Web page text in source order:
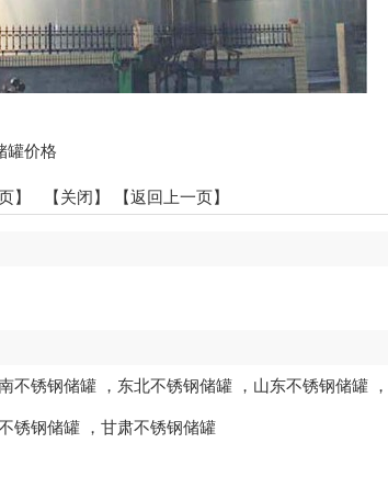
罐价格
】 【关闭】 【返回上一页】
不锈钢储罐 ， 东北不锈钢储罐 ， 山东不锈钢储罐 ，
锈钢储罐 ， 甘肃不锈钢储罐